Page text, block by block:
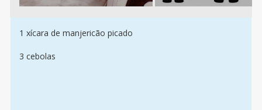
1 xícara de manjericão picado
3 cebolas